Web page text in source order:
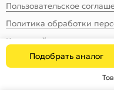
Подобрать аналог
Пользовательское
Политика обработки
Карта сайта